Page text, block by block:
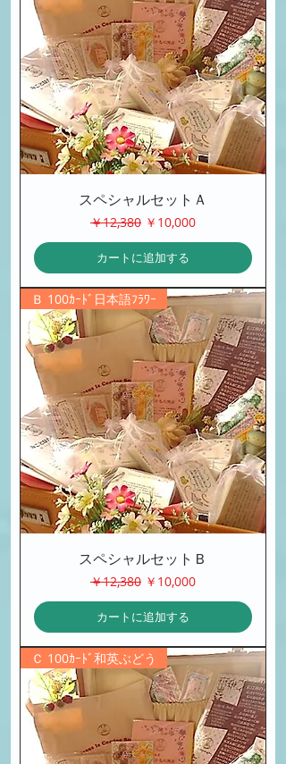
スペシャルセットＡ
通常価格
￥12,380 セール価格
￥10,000
カートに追加する
Ｂ 100ｶｰﾄﾞ日本語ﾌﾗﾜｰ
スペシャルセットＢ
通常価格
￥12,380 セール価格
￥10,000
カートに追加する
Ｃ 100ｶｰﾄﾞ和英ぶどう